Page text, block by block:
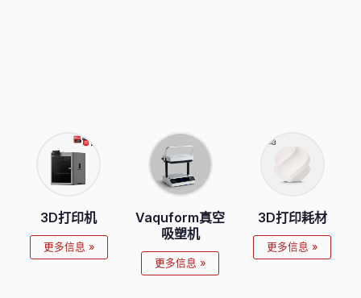
3D打印机
更多信息 »
Vaquform真空
吸塑机
更多信息 »
3D打印耗材
更多信息 »